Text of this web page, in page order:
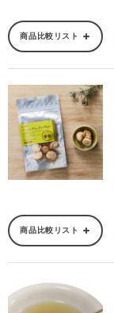
商品比較リスト
商品比較リスト